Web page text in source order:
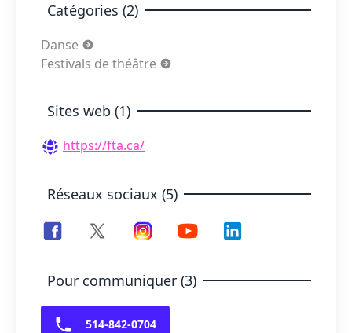
Catégories (2)
Danse
Festivals de théâtre
Sites web (1)
https://fta.ca/
Réseaux sociaux (5)
Pour communiquer (3)
514-842-0704